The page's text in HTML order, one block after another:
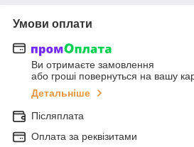
Умови оплати
Ви отримаєте замовлення
або гроші повернуться на вашу
Детальніше
Післяплата
Оплата за реквізитами